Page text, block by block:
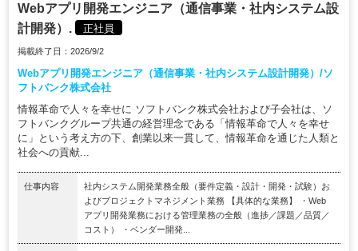
Webアプリ開発エンジニア（通信事業・社内システム設
計開発）.
正社員
掲載終了日：2026/9/2
Webアプリ開発エンジニア（通信事業・社内システム設計開発）/ソ
フトバンク株式会社
情報革命で人々を幸せに ソフトバンク株式会社および子会社は、ソ
フトバンクグループ共通の経営理念である「情報革命で人々を幸せ
に」という考え方の下、創業以来一貫して、情報革命を通じた人類と
社会への貢献...
仕事内容
社内システム開発業務全般（要件定義・設計・開発・試験）お
よびプロジェクトマネジメント業務 【具体的な業務】 ・Web
アプリ開発業務における管理業務の全般（進捗／課題／品質／
コスト） ・ベンダー開発...